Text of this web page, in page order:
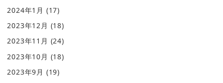
2024年1月 (17)
2023年12月 (18)
2023年11月 (24)
2023年10月 (18)
2023年9月 (19)